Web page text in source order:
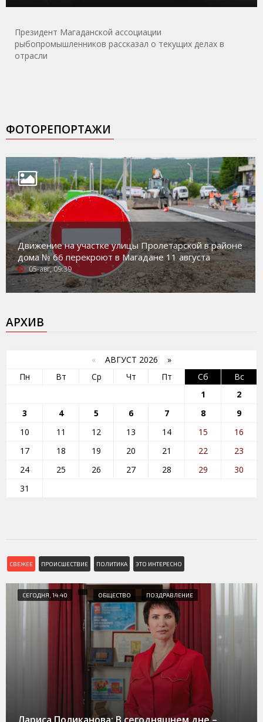
Президент Магаданской ассоциации
рыбопромышленников рассказал о текущих делах в
отрасли
ФОТОРЕПОРТАЖИ
Движение на участке улицы Пролетарской в районе
дома № 66 перекроют в Магадане 11 августа
05-авг, 09:39
АРХИВ
« АВГУСТ 2026 »
Пн
Вт Ср Чт Пт Сб
Вс
1
2
3
4 5 6 7 8
9
10
11 12 13 14 15
16
17
18 19 20 21 22
23
24
25 26 27 28 29
30
31
СВЕЖЕЕ ПРОИСШЕСТВИЕ ПОЛИТИКА ЭТО ИНТЕРЕСНО
СЕГОДНЯ, 14:40 ОБЩЕСТВО ПОЗДРАВЛЕНИЕ